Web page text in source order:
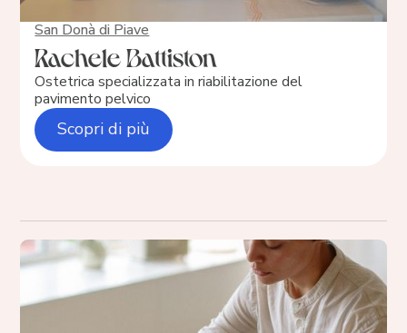
San Donà di Piave
Rachele Battiston
Ostetrica specializzata in riabilitazione del
pavimento pelvico
Scopri di più